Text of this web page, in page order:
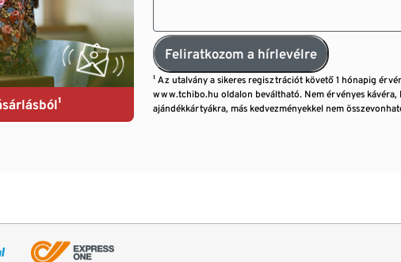
Feliratkozom a hírlevélre
¹ Az utalvány a sikeres regisztrációt követő 1 hónapig
www.tchibo.hu oldalon beváltható. Nem érvényes kávéra,
ajándékkártyákra, más kedvezményekkel nem